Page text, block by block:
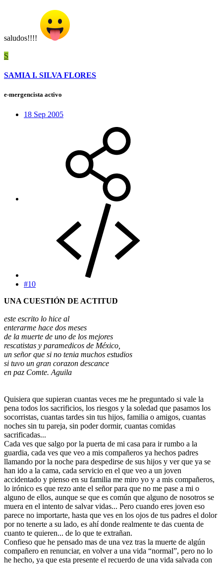
saludos!!!!
S
SAMIA I. SILVA FLORES
e-mergencista activo
18 Sep 2005
#10
UNA CUESTIÓN DE ACTITUD
este escrito lo hice al
enterarme hace dos meses
de la muerte de uno de los mejores
rescatistas y paramedicos de México,
un señor que si no tenia muchos estudios
si tuvo un gran corazon descance
en paz Comte. Aguila
Quisiera que supieran cuantas veces me he preguntado si vale la
pena todos los sacrificios, los riesgos y la soledad que pasamos los
socorristas, cuantas tardes sin tus hijos, familia o amigos, cuantas
noches sin tu pareja, sin poder dormir, cuantas comidas
sacrificadas...
Cada ves que salgo por la puerta de mi casa para ir rumbo a la
guardia, cada ves que veo a mis compañeros ya hechos padres
llamando por la noche para despedirse de sus hijos y ver que ya se
han ido a la cama, cada servicio en el que veo a un joven
accidentado y pienso en su familia me miro yo y a mis compañeros,
lo irónico es que rezo ante el señor para que no me pase a mi o
alguno de ellos, aunque se que es común que alguno de nosotros se
muera en el intento de salvar vidas... Pero cuando eres joven eso
parece no importarte, hasta que ves en los ojos de tus padres el dolor
por no tenerte a su lado, es ahí donde realmente te das cuenta de
cuanto te quieren... de lo que te extrañan.
Confieso que he pensado mas de una vez tras la muerte de algún
compañero en renunciar, en volver a una vida “normal”, pero no lo
he hecho, ya que esta presente el recuerdo de una vida salvada con